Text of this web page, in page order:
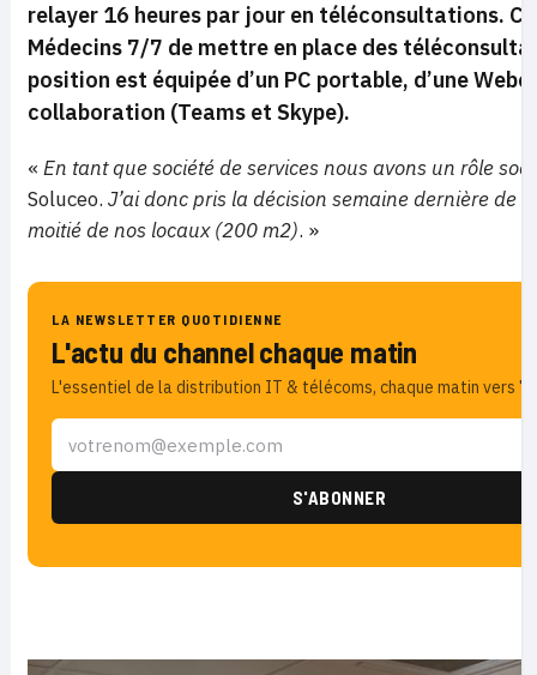
relayer 16 heures par jour en téléconsultations.
Médecins 7/7 de mettre en place des
position est équipée d’un PC portable, d’une
collaboration (Teams et Skype).
« En tant que société de services nous avons un rôle
Soluceo. J’ai donc pris la décision semaine dernière de
moitié de nos locaux (200 m2). »
LA NEWSLETTER QUOTIDIENNE
L'actu du channel chaque matin
L'essentiel de la distribution IT & télécoms, chaque matin vers